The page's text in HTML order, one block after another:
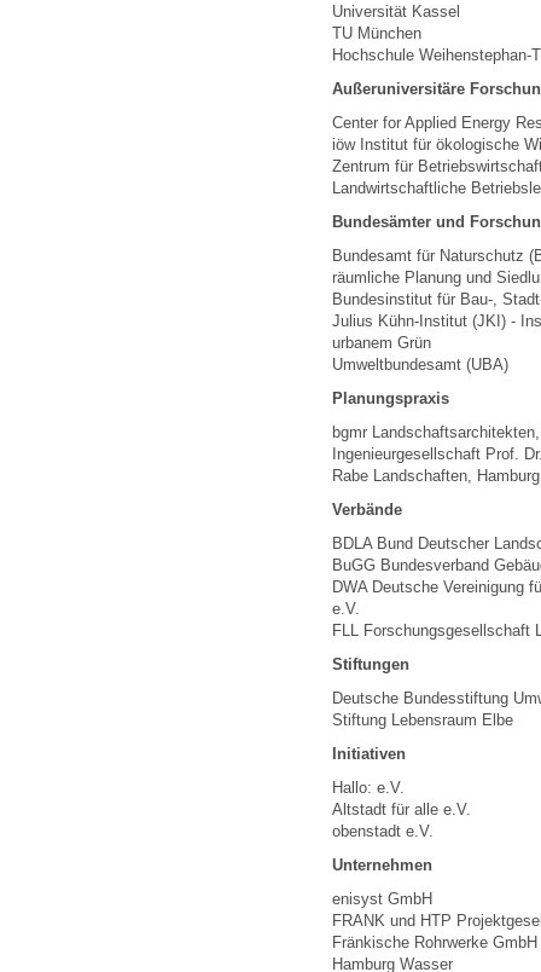
Universität Kassel
TU München
Hochschule Weihenstephan-
Außeruniversitäre
Center for Applied Energy
iöw Institut für ökologische
Zentrum für
Landwirtschaftliche
Bundesämter und
Bundesamt für Naturschutz
räumliche Planung und
Bundesinstitut für Bau-,
Julius Kühn-Institut (JKI) -
urbanem Grün
Umweltbundesamt (UBA)
Planungspraxis
bgmr
Ingenieurgesellschaft Prof.
Rabe Landschaften, Hamburg
Verbände
BDLA Bund Deutscher
BuGG Bundesverband
DWA Deutsche Vereinigung
e.V.
FLL Forschungsgesellschaft
Stiftungen
Deutsche Bundesstiftung
Stiftung Lebensraum Elbe
Initiativen
Hallo: e.V.
Altstadt für alle e.V.
obenstadt e.V.
Unternehmen
enisyst GmbH
FRANK und HTP
Fränkische Rohrwerke GmbH
Hamburg Wasser